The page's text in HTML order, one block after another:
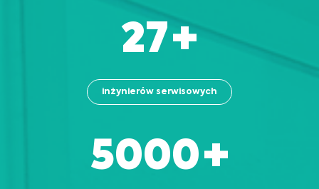
27+
inżynierów serwisowych
5000+